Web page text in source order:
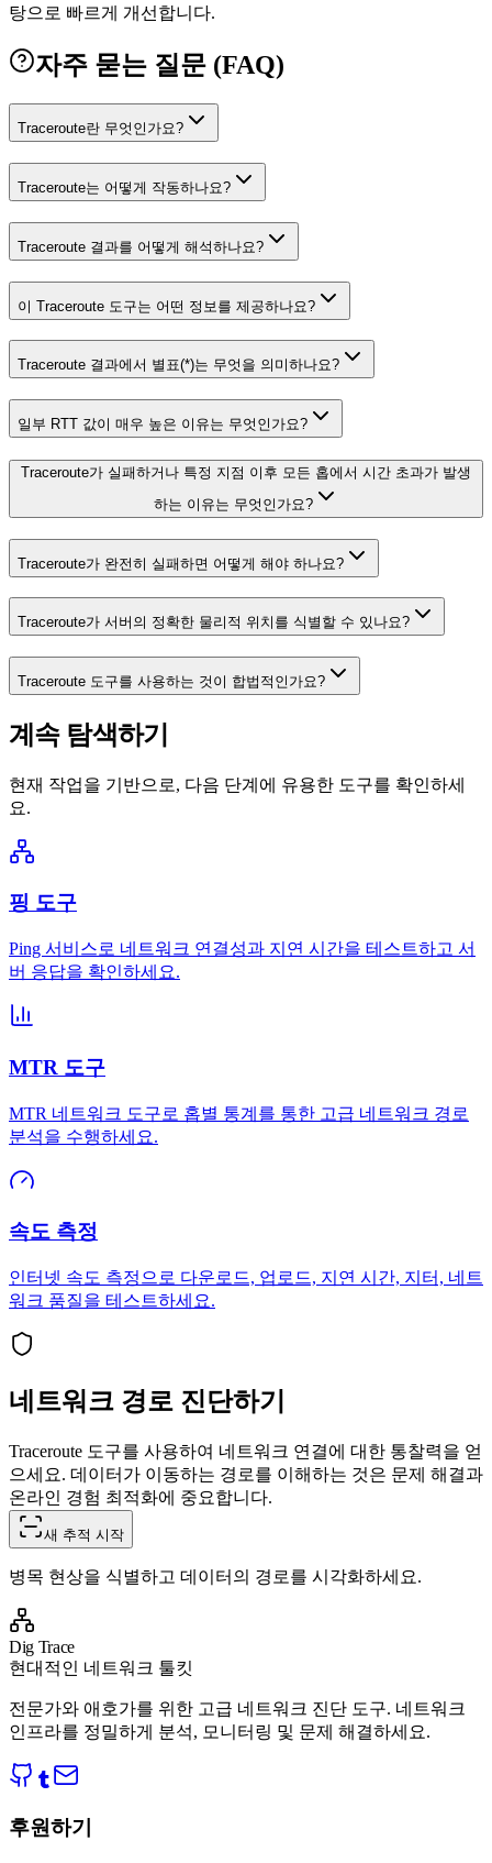
탕으로 빠르게 개선합니다.
자주 묻는 질문 (FAQ)
Traceroute란 무엇인가요?
Traceroute는 어떻게 작동하나요?
Traceroute 결과를 어떻게 해석하나요?
이 Traceroute 도구는 어떤 정보를 제공하나요?
Traceroute 결과에서 별표(*)는 무엇을 의미하나요?
일부 RTT 값이 매우 높은 이유는 무엇인가요?
Traceroute가 실패하거나 특정 지점 이후 모든 홉에서 시간 초과가 발생
하는 이유는 무엇인가요?
Traceroute가 완전히 실패하면 어떻게 해야 하나요?
Traceroute가 서버의 정확한 물리적 위치를 식별할 수 있나요?
Traceroute 도구를 사용하는 것이 합법적인가요?
계속 탐색하기
현재 작업을 기반으로, 다음 단계에 유용한 도구를 확인하세
요.
핑 도구
Ping 서비스로 네트워크 연결성과 지연 시간을 테스트하고 서
버 응답을 확인하세요.
MTR 도구
MTR 네트워크 도구로 홉별 통계를 통한 고급 네트워크 경로
분석을 수행하세요.
속도 측정
인터넷 속도 측정으로 다운로드, 업로드, 지연 시간, 지터, 네트
워크 품질을 테스트하세요.
네트워크 경로 진단하기
Traceroute 도구를 사용하여 네트워크 연결에 대한 통찰력을 얻
으세요. 데이터가 이동하는 경로를 이해하는 것은 문제 해결과
온라인 경험 최적화에 중요합니다.
새 추적 시작
병목 현상을 식별하고 데이터의 경로를 시각화하세요.
Dig Trace
현대적인 네트워크 툴킷
전문가와 애호가를 위한 고급 네트워크 진단 도구. 네트워크
인프라를 정밀하게 분석, 모니터링 및 문제 해결하세요.
후원하기